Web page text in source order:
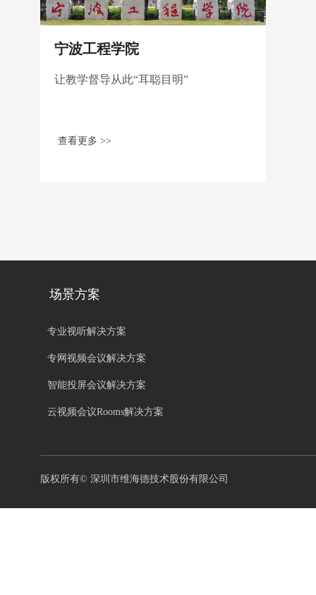
宁波工程学院
让教学督导从此“耳聪目明”
查看更多 >>
场景方案
专业视听解决方案
专网视频会议解决方案
智能投屏会议解决方案
云视频会议Rooms解决方案
版权所有© 深圳市维海德技术股份有限公司